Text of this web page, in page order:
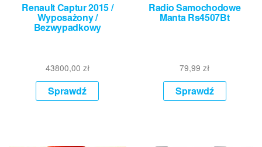
Renault Captur 2015 /
Wyposażony /
Bezwypadkowy
43800,00 zł
Sprawdź
Radio Samochodowe
Manta Rs4507Bt
79,99zł
Sprawdź